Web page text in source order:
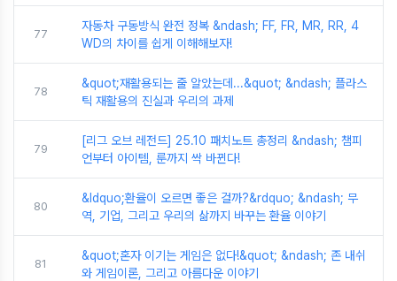
77
자동차 구동방식 완전 정복 &ndash; FF, FR, MR, RR, 4
WD의 차이를 쉽게 이해해보자!
78
&quot;재활용되는 줄 알았는데...&quot; &ndash; 플라스
틱 재활용의 진실과 우리의 과제
79
[리그 오브 레전드] 25.10 패치노트 총정리 &ndash; 챔피
언부터 아이템, 룬까지 싹 바뀐다!
80
&ldquo;환율이 오르면 좋은 걸까?&rdquo; &ndash; 무
역, 기업, 그리고 우리의 삶까지 바꾸는 환율 이야기
81
&quot;혼자 이기는 게임은 없다!&quot; &ndash; 존 내쉬
와 게임이론, 그리고 아름다운 이야기